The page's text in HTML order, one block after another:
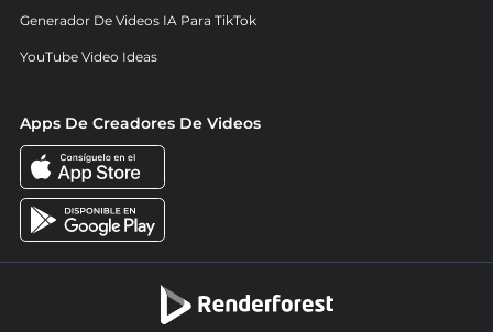
Generador De Videos IA Para TikTok
YouTube Video Ideas
Apps De Creadores De Videos